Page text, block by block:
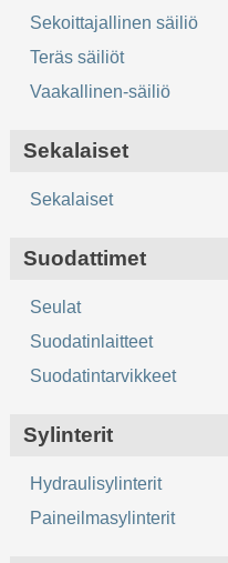
Sekoittajallinen säiliö
Teräs säiliöt
Vaakallinen-säiliö
Sekalaiset
Sekalaiset
Suodattimet
Seulat
Suodatinlaitteet
Suodatintarvikkeet
Sylinterit
Hydraulisylinterit
Paineilmasylinterit